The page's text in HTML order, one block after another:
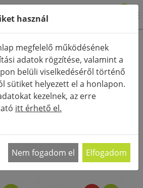
sok esetben csak az egyik…
használ
megfelelő működésének
adatok rögzítése, valamint a
belüli viselkedéséről történő
sütiket helyezett el a honlapon.
kezelnek, az erre
itt érhető el.
Nem fogadom el Elfogadom